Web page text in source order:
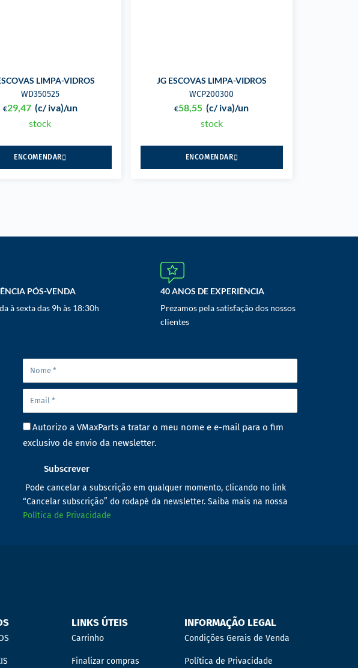
LIMPA-VIDROS
WD350525
€29,47 (c/ iva)/un
stock
ENCOMENDAR
JG ESCOVAS LIMPA-VIDROS
WCP200300
€58,55 (c/ iva)/un
stock
ENCOMENDAR
PÓS-VENDA
à sexta das 9h às 18:30h
40 ANOS DE EXPERIÊNCIA
Prezamos pela satisfação dos nossos
clientes
Autorizo a VMaxParts a tratar o meu nome e e-mail para o fim
exclusivo de envio da newsletter.
Subscrever
Pode cancelar a subscrição em qualquer momento, clicando no link
“Cancelar subscrição” do rodapé da newsletter. Saiba mais na nossa
Política de Privacidade
LINKS ÚTEIS
Carrinho
Finalizar compras
INFORMAÇÃO LEGAL
Condições Gerais de Venda
Política de Privacidade